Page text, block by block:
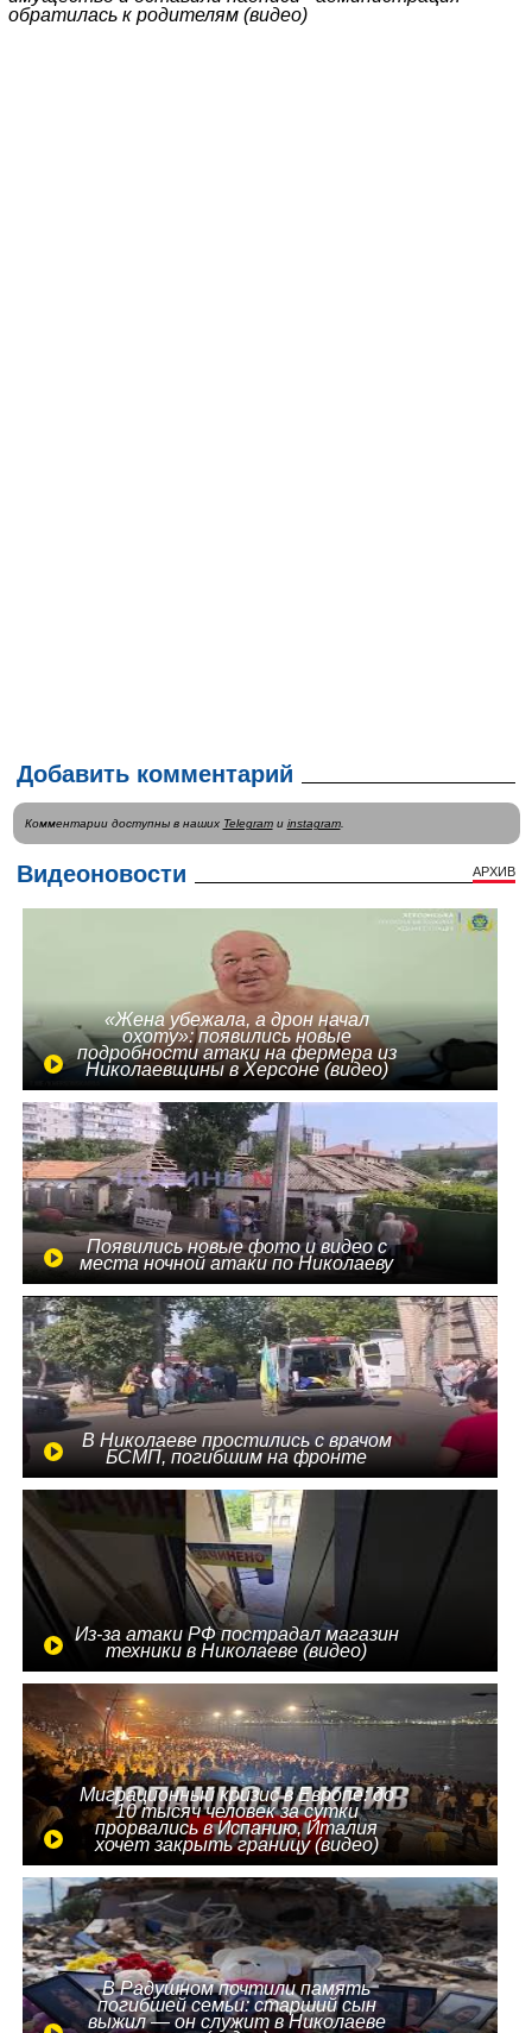
обратилась к родителям (видео)
Добавить комментарий
Комментарии доступны в наших Telegramи instagram.
Видеоновости АРХИВ
«Жена убежала, а дрон начал
охоту»: появились новые
подробности атаки на фермера из
Николаевщины в Херсоне (видео)
Появились новые фото и видео с
места ночной атаки по Николаеву
В Николаеве простились с врачом
БСМП, погибшим на фронте
Из-за атаки РФ пострадал магазин
техники в Николаеве (видео)
Миграционный кризис в Европе: до
10 тысяч человек за сутки
прорвались в Испанию, Италия
хочет закрыть границу (видео)
В Радушном почтили память
погибшей семьи: старший сын
выжил — он служит в Николаеве